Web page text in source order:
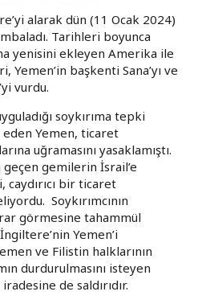
alarak dün (11 Ocak 2024)
Tarihleri boyunca
yenisini ekleyen Amerika ile
başkenti Sana’yı ve
vurdu.
soykırıma tepki
eden Yemen, ticaret
uğramasını yasaklamıştı.
geçen gemilerin İsrail’e
caydırıcı bir ticaret
Soykırımcının
görmesine tahammül
Yemen’i
ve Filistin halklarının
durdurulmasını isteyen
de saldırıdır.